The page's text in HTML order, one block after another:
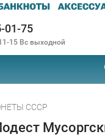
01-75
15 Вс выходной
СССР